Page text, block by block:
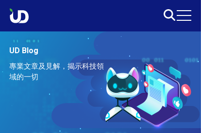
UD Blog
專業文章及見解，揭示科技領
域的一切